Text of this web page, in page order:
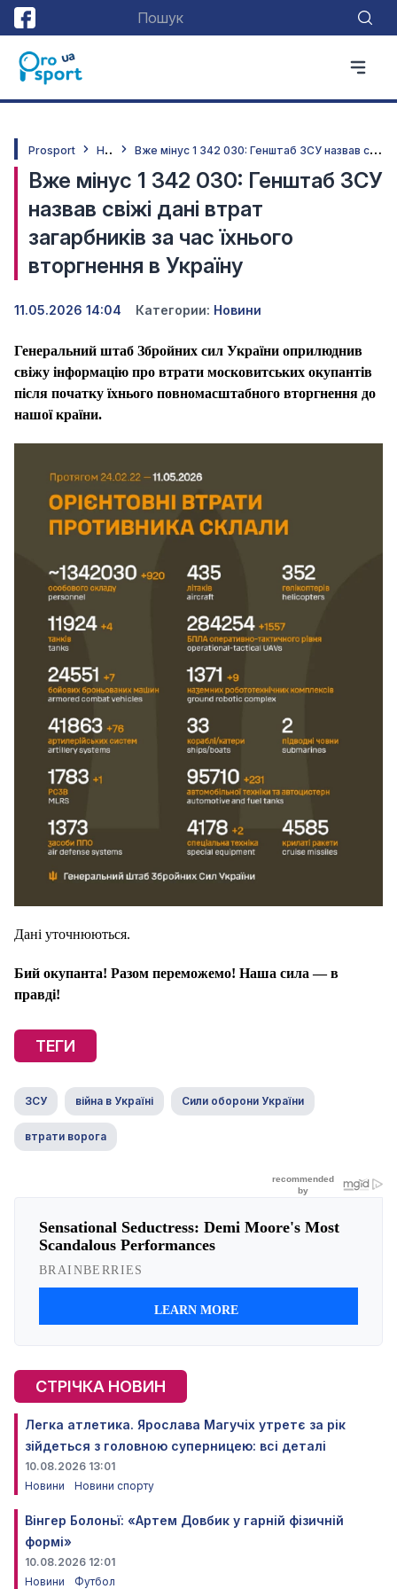
Prosport Н
овини В
же мінус 1 342 030: Генштаб ЗСУ назвав свіжі дані втрат загарбників за час їхнього вторгнення в Україну
Вже мінус 1 342 030: Генштаб ЗСУ
назвав свіжі дані втрат
загарбників за час їхнього
вторгнення в Україну
11.05.2026 14:04 Категории: Новини
Генеральний штаб Збройних сил України оприлюднив
свіжу інформацію про втрати московитських окупантів
після початку їхнього повномасштабного вторгнення до
нашої країни.
Дані уточнюються.
Бий окупанта! Разом переможемо! Наша сила — в
правді!
ТЕГИ
ЗСУ війна в Україні Сили оборони України
втрати ворога
СТРІЧКА НОВИН
Легка атлетика. Ярослава Магучіх утретє за рік
зійдеться з головною суперницею: всі деталі
10.08.2026 13:01
Новини
Новини спорту
Вінгер Болоньї: «Артем Довбик у гарній фізичній
формі»
10.08.2026 12:01
Новини
Футбол